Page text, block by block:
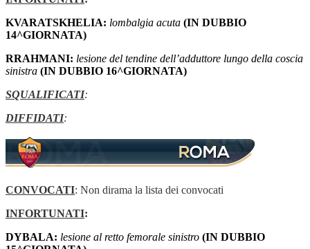
KVARATSKHELIA: lombalgia acuta (IN DUBBIO
14^GIORNATA)
RRAHMANI: lesione del tendine dell’adduttore lungo della coscia
sinistra (IN DUBBIO 16^GIORNATA)
SQUALIFICATI:
DIFFIDATI:
CONVOCATI: Non dirama la lista dei convocati
INFORTUNATI:
DYBALA: lesione al retto femorale sinistro (IN DUBBIO